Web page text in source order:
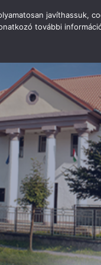
javíthassuk,
további